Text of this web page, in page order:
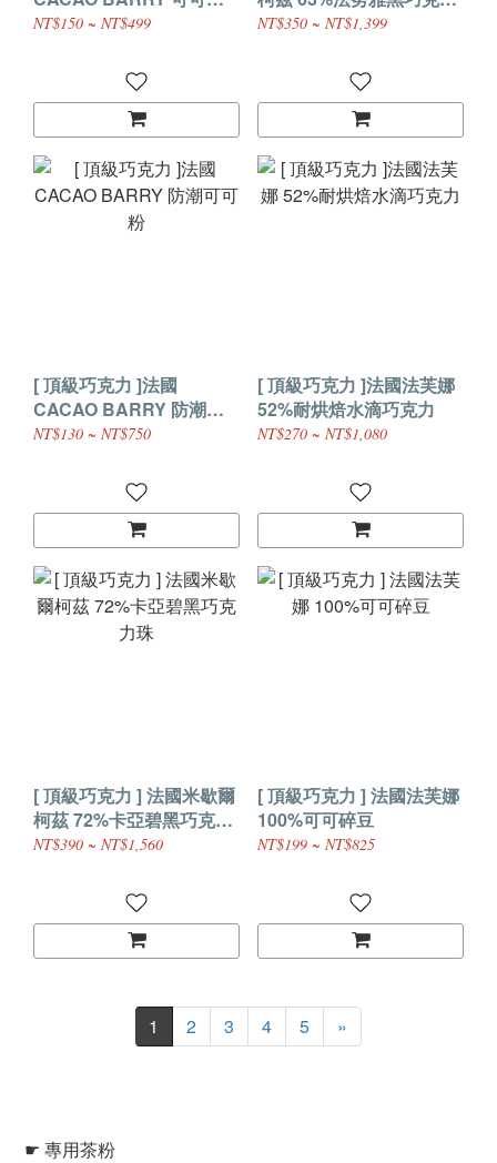
芮巧克力粉
NT$150 ~ NT$499
珠
NT$350 ~ NT$1,399
[ 頂級巧克力 ]法國
CACAO BARRY 防潮可
可粉
NT$130 ~ NT$750
[ 頂級巧克力 ]法國法芙娜
52%耐烘焙水滴巧克力
NT$270 ~ NT$1,080
[ 頂級巧克力 ] 法國米歇爾
柯茲 72%卡亞碧黑巧克力
珠
NT$390 ~ NT$1,560
[ 頂級巧克力 ] 法國法芙娜
100%可可碎豆
NT$199 ~ NT$825
1 2 3 4 5 »
☛ 專用茶粉